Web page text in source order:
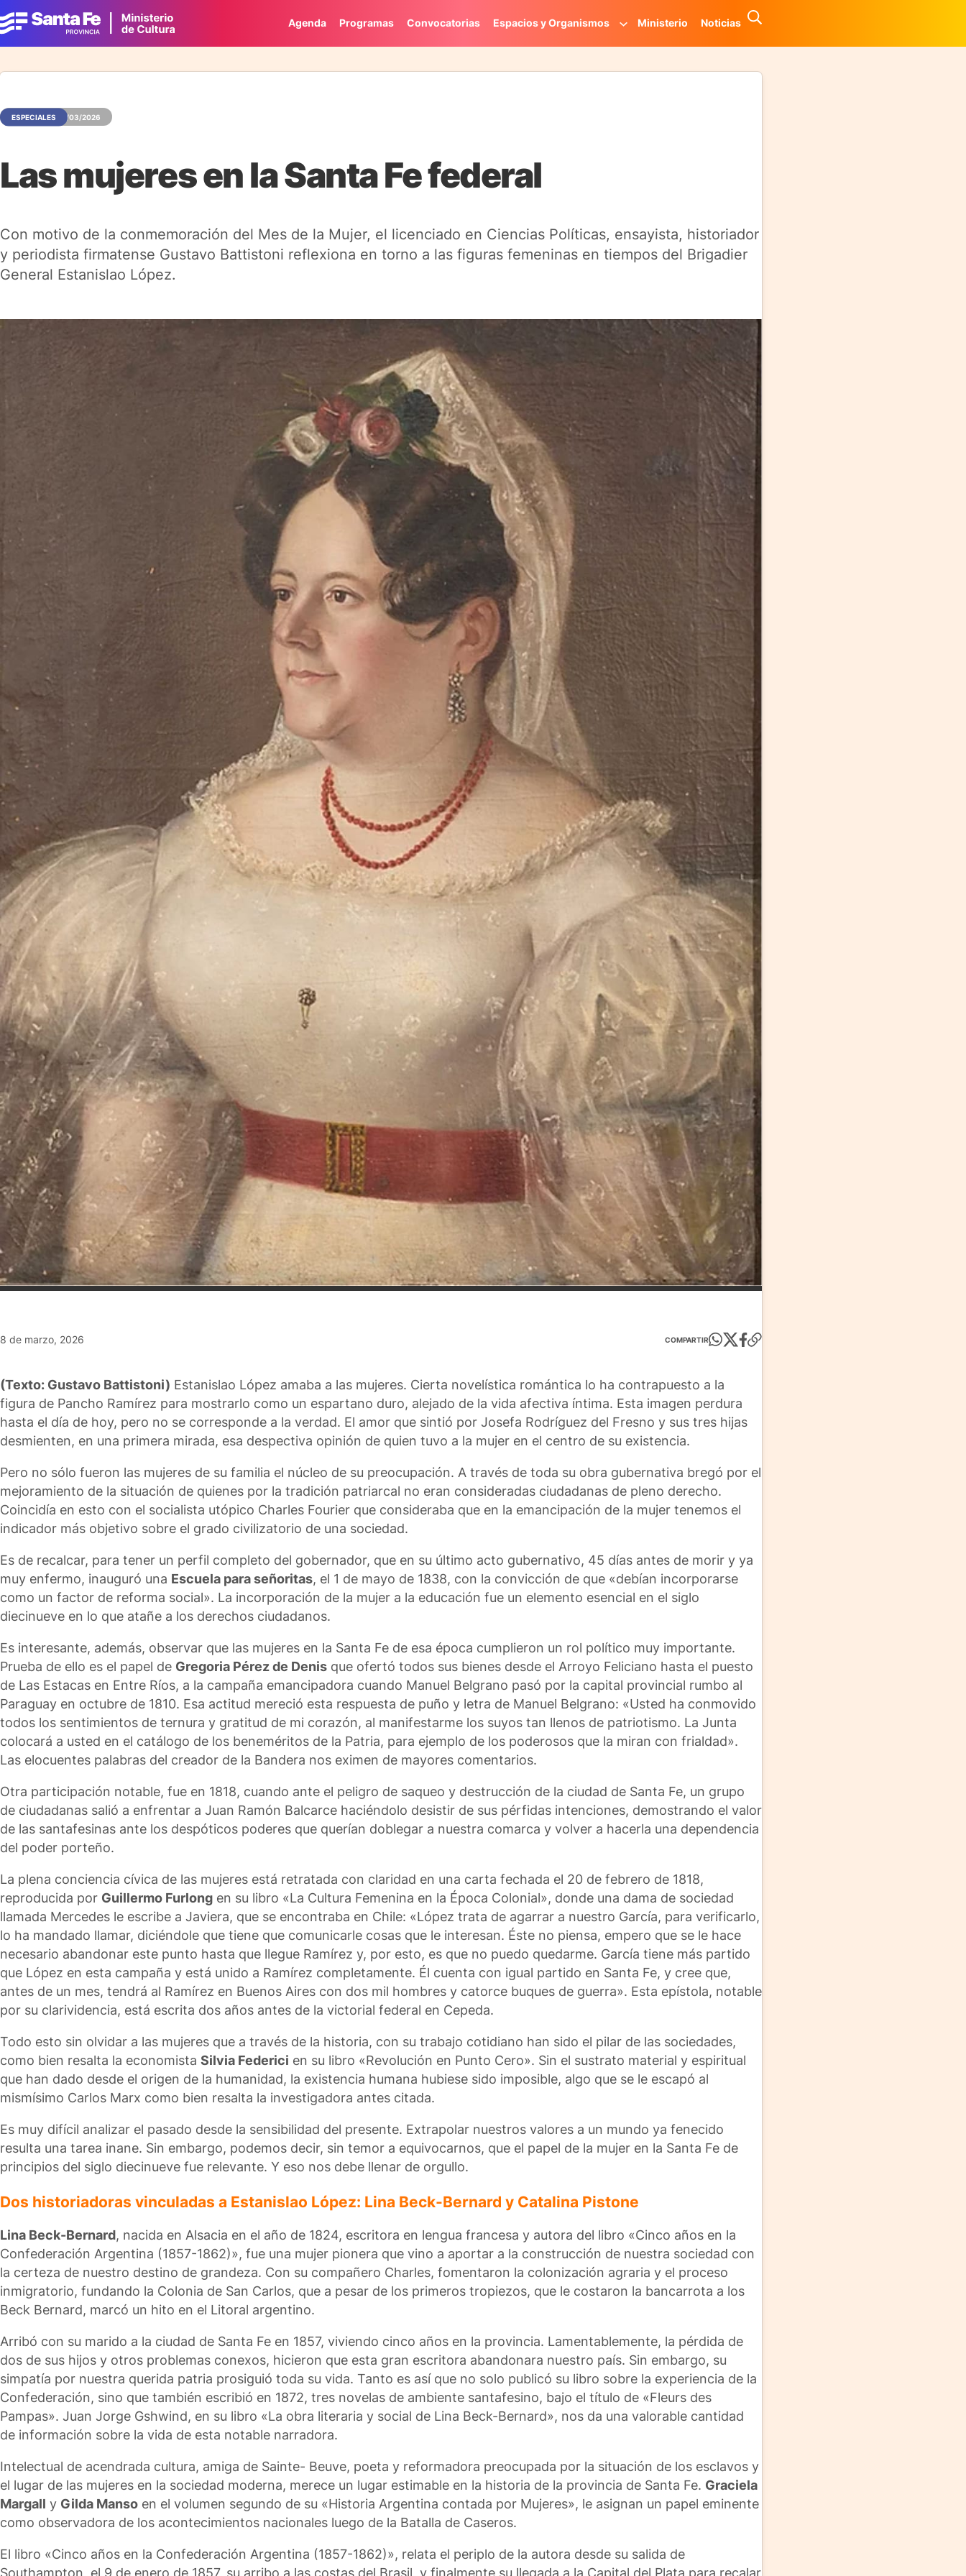
Agenda Programas Convocatorias Espacios y Organismos Ministerio Noticias
ESPECIALES 08/03/2026
Las mujeres en la Santa Fe federal
Con motivo de la conmemoración del Mes de la Mujer, el licenciado en Ciencias Políticas, ensayista, historiador
y periodista firmatense Gustavo Battistoni reflexiona en torno a las figuras femeninas en tiempos del Brigadier
General Estanislao López.
8 de marzo, 2026 COMPARTIR
(Texto: Gustavo Battistoni) Estanislao López amaba a las mujeres. Cierta novelística romántica lo ha contrapuesto a la
figura de Pancho Ramírez para mostrarlo como un espartano duro, alejado de la vida afectiva íntima. Esta imagen perdura
hasta el día de hoy, pero no se corresponde a la verdad. El amor que sintió por Josefa Rodríguez del Fresno y sus tres hijas
desmienten, en una primera mirada, esa despectiva opinión de quien tuvo a la mujer en el centro de su existencia.
Pero no sólo fueron las mujeres de su familia el núcleo de su preocupación. A través de toda su obra gubernativa bregó por el
mejoramiento de la situación de quienes por la tradición patriarcal no eran consideradas ciudadanas de pleno derecho.
Coincidía en esto con el socialista utópico Charles Fourier que consideraba que en la emancipación de la mujer tenemos el
indicador más objetivo sobre el grado civilizatorio de una sociedad.
Es de recalcar, para tener un perfil completo del gobernador, que en su último acto gubernativo, 45 días antes de morir y ya
muy enfermo, inauguró una Escuela para señoritas, el 1 de mayo de 1838, con la convicción de que «debían incorporarse
como un factor de reforma social». La incorporación de la mujer a la educación fue un elemento esencial en el siglo
diecinueve en lo que atañe a los derechos ciudadanos.
Es interesante, además, observar que las mujeres en la Santa Fe de esa época cumplieron un rol político muy importante.
Prueba de ello es el papel de Gregoria Pérez de Denis que ofertó todos sus bienes desde el Arroyo Feliciano hasta el puesto
de Las Estacas en Entre Ríos, a la campaña emancipadora cuando Manuel Belgrano pasó por la capital provincial rumbo al
Paraguay en octubre de 1810. Esa actitud mereció esta respuesta de puño y letra de Manuel Belgrano: «Usted ha conmovido
todos los sentimientos de ternura y gratitud de mi corazón, al manifestarme los suyos tan llenos de patriotismo. La Junta
colocará a usted en el catálogo de los beneméritos de la Patria, para ejemplo de los poderosos que la miran con frialdad».
Las elocuentes palabras del creador de la Bandera nos eximen de mayores comentarios.
Otra participación notable, fue en 1818, cuando ante el peligro de saqueo y destrucción de la ciudad de Santa Fe, un grupo
de ciudadanas salió a enfrentar a Juan Ramón Balcarce haciéndolo desistir de sus pérfidas intenciones, demostrando el valor
de las santafesinas ante los despóticos poderes que querían doblegar a nuestra comarca y volver a hacerla una dependencia
del poder porteño.
La plena conciencia cívica de las mujeres está retratada con claridad en una carta fechada el 20 de febrero de 1818,
reproducida por Guillermo Furlong en su libro «La Cultura Femenina en la Época Colonial», donde una dama de sociedad
llamada Mercedes le escribe a Javiera, que se encontraba en Chile: «López trata de agarrar a nuestro García, para verificarlo,
lo ha mandado llamar, diciéndole que tiene que comunicarle cosas que le interesan. Éste no piensa, empero que se le hace
necesario abandonar este punto hasta que llegue Ramírez y, por esto, es que no puedo quedarme. García tiene más partido
que López en esta campaña y está unido a Ramírez completamente. Él cuenta con igual partido en Santa Fe, y cree que,
antes de un mes, tendrá al Ramírez en Buenos Aires con dos mil hombres y catorce buques de guerra». Esta epístola, notable
por su clarividencia, está escrita dos años antes de la victorial federal en Cepeda.
Todo esto sin olvidar a las mujeres que a través de la historia, con su trabajo cotidiano han sido el pilar de las sociedades,
como bien resalta la economista Silvia Federici en su libro «Revolución en Punto Cero». Sin el sustrato material y espiritual
que han dado desde el origen de la humanidad, la existencia humana hubiese sido imposible, algo que se le escapó al
mismísimo Carlos Marx como bien resalta la investigadora antes citada.
Es muy difícil analizar el pasado desde la sensibilidad del presente. Extrapolar nuestros valores a un mundo ya fenecido
resulta una tarea inane. Sin embargo, podemos decir, sin temor a equivocarnos, que el papel de la mujer en la Santa Fe de
principios del siglo diecinueve fue relevante. Y eso nos debe llenar de orgullo.
Dos historiadoras vinculadas a Estanislao López: Lina Beck-Bernard y Catalina Pistone
Lina Beck-Bernard, nacida en Alsacia en el año de 1824, escritora en lengua francesa y autora del libro «Cinco años en la
Confederación Argentina (1857-1862)», fue una mujer pionera que vino a aportar a la construcción de nuestra sociedad con
la certeza de nuestro destino de grandeza. Con su compañero Charles, fomentaron la colonización agraria y el proceso
inmigratorio, fundando la Colonia de San Carlos, que a pesar de los primeros tropiezos, que le costaron la bancarrota a los
Beck Bernard, marcó un hito en el Litoral argentino.
Arribó con su marido a la ciudad de Santa Fe en 1857, viviendo cinco años en la provincia. Lamentablemente, la pérdida de
dos de sus hijos y otros problemas conexos, hicieron que esta gran escritora abandonara nuestro país. Sin embargo, su
simpatía por nuestra querida patria prosiguió toda su vida. Tanto es así que no solo publicó su libro sobre la experiencia de la
Confederación, sino que también escribió en 1872, tres novelas de ambiente santafesino, bajo el título de «Fleurs des
Pampas». Juan Jorge Gshwind, en su libro «La obra literaria y social de Lina Beck-Bernard», nos da una valorable cantidad
de información sobre la vida de esta notable narradora.
Intelectual de acendrada cultura, amiga de Sainte- Beuve, poeta y reformadora preocupada por la situación de los esclavos y
el lugar de las mujeres en la sociedad moderna, merece un lugar estimable en la historia de la provincia de Santa Fe. Graciela
Margall y Gilda Manso en el volumen segundo de su «Historia Argentina contada por Mujeres», le asignan un papel eminente
como observadora de los acontecimientos nacionales luego de la Batalla de Caseros.
El libro «Cinco años en la Confederación Argentina (1857-1862)», relata el periplo de la autora desde su salida de
Southampton, el 9 de enero de 1857, su arribo a las costas del Brasil, y finalmente su llegada a la Capital del Plata para recalar